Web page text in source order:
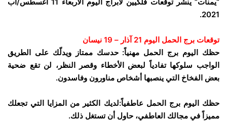
2021.
توقعات برج الحمل اليوم 21 آذار – 19 نيسان
حظك اليوم برج الحمل مهنياً: حدسك ممتاز ويدلّك على الطريق
الواجب سلوكها تفادياً لبعض الأخطاء وقصر النظر، لن تقع ضحية
بعض الفخاخ التي ينصبها أشخاص مناورون وفاسدون.
حظك اليوم برج الحمل عاطفياً:لديك الكثير من المزايا التي تجعلك
مميزاً في مجالك العاطفي، حاول أن تستغل ذلك.